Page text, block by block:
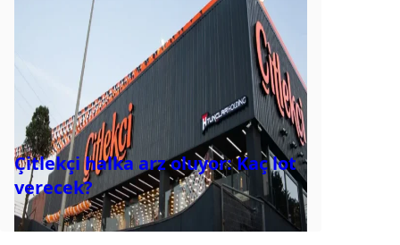
Çitlekçi halka arz oluyor: Kaç lot
verecek?